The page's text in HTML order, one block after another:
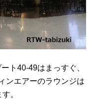
ト40-49はまっすぐ、
ンエアーのラウンジは
。